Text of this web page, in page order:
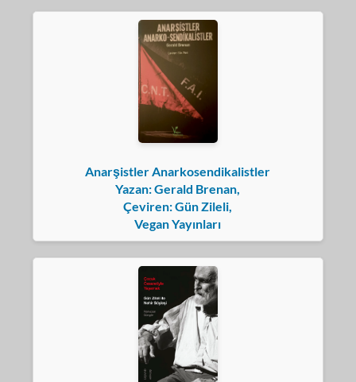
Anarşistler Anarkosendikalistler
Yazan: Gerald Brenan,
Çeviren: Gün Zileli,
Vegan Yayınları